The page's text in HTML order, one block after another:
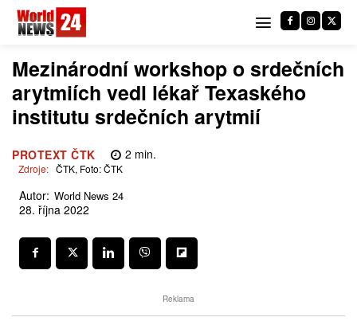
Mezinárodní workshop o srdečních
arytmiích vedl lékař Texaského
institutu srdečních arytmií
PROTEXT ČTK 2 min.
Zdroje: ČTK, Foto: ČTK
Autor: World News 24
28. října 2022
Reklama